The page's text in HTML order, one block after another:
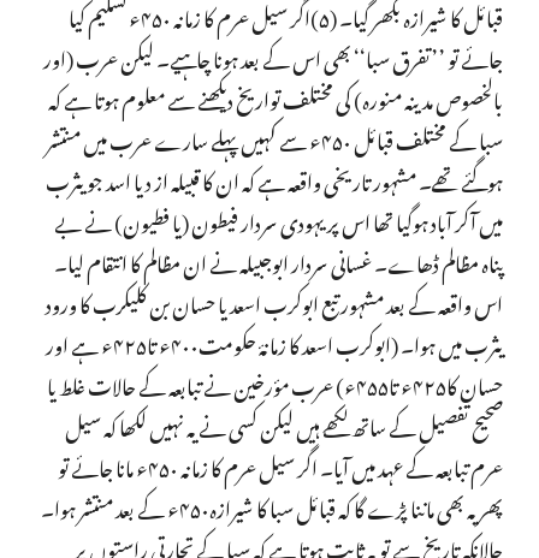
قبائل کا شیرازہ بکھر گیا۔ (۵)اگر سیل عرم کا زمانہ ۴۵۰ء تسلیم کیا
جائے تو ’’تفرق سبا‘‘ بھی اس کے بعد ہونا چاہیے۔ لیکن عرب (اور
بالخصوص مدینہ منورہ) کی مختلف تواریخ دیکھنے سے معلوم ہوتا ہے کہ
سبا کے مختلف قبائل ۴۵۰ء سے کہیں پہلے سارے عرب میں منتشر
ہوگئے تھے۔ مشہور تاریخی واقعہ ہے کہ ان کا قبیلہ از دیا اسد جو یثرب
میں آکر آباد ہوگیا تھا اس پر یہودی سردار فیطون (یا فطیون) نے بے
پناہ مظالم ڈھاے۔ غسانی سردار ابوجبیلہ نے ان مظالم کا انتقام لیا۔
اس واقعہ کے بعد مشہور تبع ابوکرب اسعد یا حسان بن کلیکرب کا ورود
یثرب میں ہوا۔ (ابوکرب اسعد کا زمانۂ حکومت۴۰۰ء تا۴۲۵ء ہے اور
حسان کا۴۲۵ء تا۴۵۵ء) عرب مؤرخین نے تبابعہ کے حالات غلط یا
صحیح تفصیل کے ساتھ لکھے ہیں لیکن کسی نے یہ نہیں لکھا کہ سیل
عرم تبابعہ کے عہد میں آیا۔ اگر سیل عرم کا زمانہ ۴۵۰ء مانا جائے تو
پھر یہ بھی ماننا پڑے گا کہ قبائل سبا کا شیرازہ۴۵۰ء کے بعد منتشر ہوا۔
حالانکہ تاریخ سے تو یہ ثابت ہوتا ہے کہ سبا کے تجارتی راستوں پر